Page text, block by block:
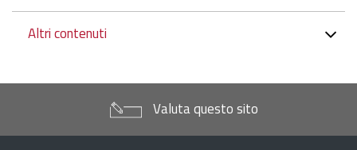
Altri contenuti
Valuta questo sito